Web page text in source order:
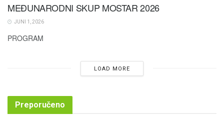
MEĐUNARODNI SKUP MOSTAR 2026
JUNI 1, 2026
PROGRAM
LOAD MORE
Preporučeno